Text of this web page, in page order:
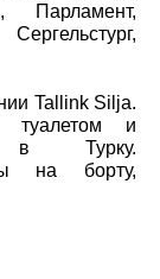
Парламент,
Tallink Silja.
и
в Турку.
на борту,